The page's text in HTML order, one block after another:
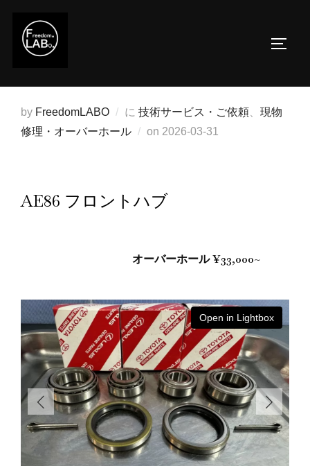
ツ
by FreedomLABO に 技術サービス・ご依頼
現物
修理・オーバーホール
on 投
2026-03-31
AE86 フロントハブ
オーバーホール ¥33,000~
Open in Lightbox